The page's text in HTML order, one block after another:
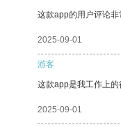
这款app的用户评论非
2025-09-01
游客
这款app是我工作上的
2025-09-01